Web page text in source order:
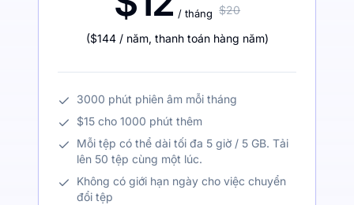
/ tháng $20
($144 / năm, thanh toán hàng năm)
3000 phút phiên âm mỗi tháng
$15 cho 1000 phút thêm
Mỗi tệp có thể dài tối đa 5 giờ / 5 GB. Tải
lên 50 tệp cùng một lúc.
Không có giới hạn ngày cho việc chuyển
đổi tệp